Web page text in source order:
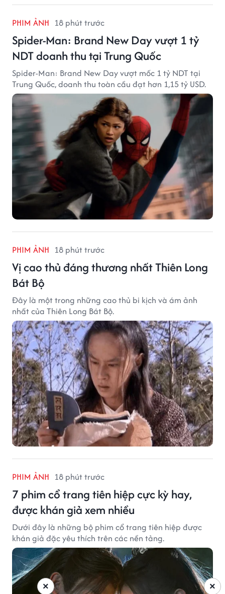
PHIM ẢNH 18 phút trước
Spider-Man: Brand New Day vượt 1 tỷ
NDT doanh thu tại Trung Quốc
Spider-Man: Brand New Day vượt mốc 1 tỷ NDT tại
Trung Quốc, doanh thu toàn cầu đạt hơn 1,15 tỷ USD.
PHIM ẢNH 18 phút trước
Vị cao thủ đáng thương nhất Thiên Long
Bát Bộ
Đây là một trong những cao thủ bi kịch và ám ảnh
nhất của Thiên Long Bát Bộ.
PHIM ẢNH 18 phút trước
7 phim cổ trang tiên hiệp cực kỳ hay,
được khán giả xem nhiều
Dưới đây là những bộ phim cổ trang tiên hiệp được
khán giả đặc yêu thích trên các nền tảng.
×
×